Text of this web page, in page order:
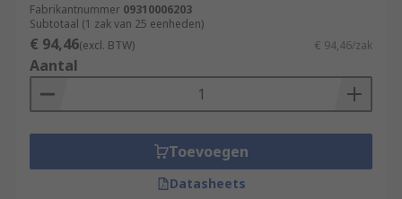
Fabrikantnummer 09310006203
Subtotaal (1 zak van 25 eenheden)
€ 94,46(excl. BTW) € 94,46/zak
Aantal
Toevoegen
Datasheets